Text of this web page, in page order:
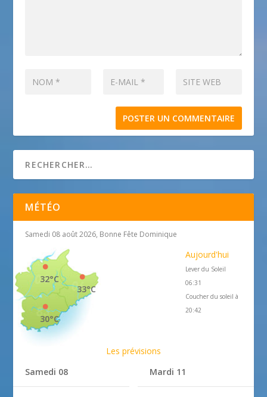
MÉTÉO
Samedi 08 août 2026, Bonne Fête Dominique
33°C
32°C
30°C
Aujourd'hui
Lever du Soleil
06:31
Coucher du soleil à
20:42
Les prévisions
Samedi 08
Mardi 11